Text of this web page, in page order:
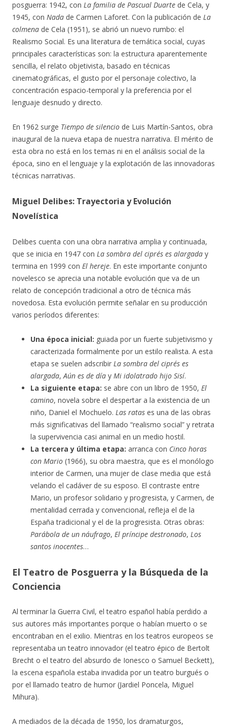
posguerra: 1942, con La familia de Pascual Duarte de Cela, y
1945, con Nada de Carmen Laforet. Con la publicación de La
colmena de Cela (1951), se abrió un nuevo rumbo: el
Realismo Social. Es una literatura de temática social, cuyas
principales características son: la estructura aparentemente
sencilla, el relato objetivista, basado en técnicas
cinematográficas, el gusto por el personaje colectivo, la
concentración espacio-temporal y la preferencia por el
lenguaje desnudo y directo.
En 1962 surge Tiempo de silencio de Luis Martín-Santos, obra
inaugural de la nueva etapa de nuestra narrativa. El mérito de
esta obra no está en los temas ni en el análisis social de la
época, sino en el lenguaje y la explotación de las innovadoras
técnicas narrativas.
Miguel Delibes: Trayectoria y Evolución
Novelística
Delibes cuenta con una obra narrativa amplia y continuada,
que se inicia en 1947 con La sombra del ciprés es alargada y
termina en 1999 con El hereje. En este importante conjunto
novelesco se aprecia una notable evolución que va de un
relato de concepción tradicional a otro de técnica más
novedosa. Esta evolución permite señalar en su producción
varios períodos diferentes:
Una época inicial: guiada por un fuerte subjetivismo y
caracterizada formalmente por un estilo realista. A esta
etapa se suelen adscribir La sombra del ciprés es
alargada,Aún es de día y Mi idolatrado hijo Sisí.
La siguiente etapa: se abre con un libro de 1950, El
camino, novela sobre el despertar a la existencia de un
niño, Daniel el Mochuelo. Las ratas es una de las obras
más significativas del llamado “realismo social” y retrata
la supervivencia casi animal en un medio hostil.
La tercera y última etapa: arranca con Cinco horas
con Mario (1966), su obra maestra, que es el monólogo
interior de Carmen, una mujer de clase media que está
velando el cadáver de su esposo. El contraste entre
Mario, un profesor solidario y progresista, y Carmen, de
mentalidad cerrada y convencional, refleja el de la
España tradicional y el de la progresista. Otras obras:
Parábola de un náufrago, El príncipe destronado, Los
santos inocentes…
El Teatro de Posguerra y la Búsqueda de la
Conciencia
Al terminar la Guerra Civil, el teatro español había perdido a
sus autores más importantes porque o habían muerto o se
encontraban en el exilio. Mientras en los teatros europeos se
representaba un teatro innovador (el teatro épico de Bertolt
Brecht o el teatro del absurdo de Ionesco o Samuel Beckett),
la escena española estaba invadida por un teatro burgués o
por el llamado teatro de humor (Jardiel Poncela, Miguel
Mihura).
A mediados de la década de 1950, los dramaturgos,